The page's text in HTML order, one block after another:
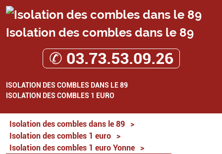
Isolation des combles dans le 89
✆ 03.73.53.09.26
ISOLATION DES COMBLES DANS LE 89
ISOLATION DES COMBLES 1 EURO
Isolation des combles dans le 89
>
Isolation des combles 1 euro
>
Isolation des combles 1 euro Yonne
>